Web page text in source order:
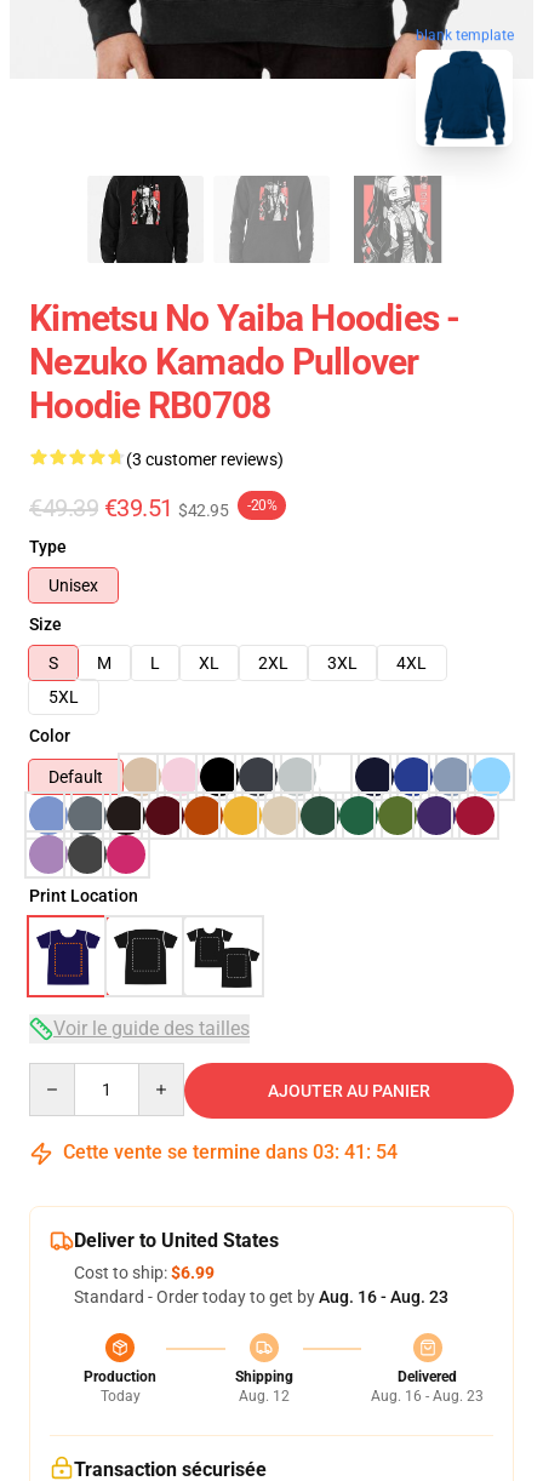
blank template
Kimetsu No Yaiba Hoodies -
Nezuko Kamado Pullover
Hoodie RB0708
(3 customer reviews)
€49.39 €39.51 $42.95 -20%
Type
Unisex
Size
S
M L XL 2XL 3XL
4XL
5XL
Color
Default
Print Location
Voir le guide des tailles
AJOUTER AU PANIER
Cette vente se termine dans 03: 41 : 54
Deliver to United States
Cost to ship:$6.99
Standard - Order today to get byAug. 16 - Aug. 23
Production
Today
Shipping
Aug. 12
Delivered
Aug. 16 - Aug. 23
Transaction sécurisée